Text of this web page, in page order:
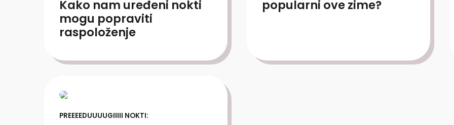
Kako nam uređeni nokti
mogu popraviti
raspoloženje
popularni ove zime?
PREEEEDUUUUGIIIII NOKTI: